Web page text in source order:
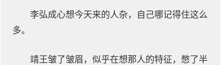
李弘成心想今天来的人杂，自己哪记得住这么
多。
靖王皱了皱眉，似乎在想那人的特征，憋了半